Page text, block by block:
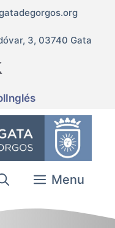
3, 03740 Gata
Inglés
Menu